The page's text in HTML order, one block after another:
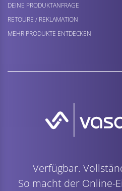
DEINE PRODUKTANFRAGE
RETOURE / REKLAMATION
MEHR PRODUKTE ENTDECKEN
Verfügbar.
So macht der Online-